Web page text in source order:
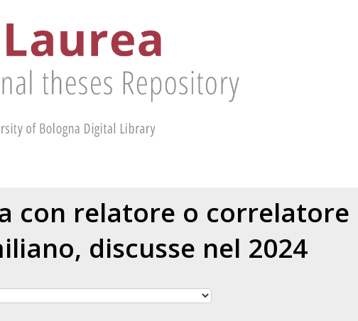
con relatore o correlatore
, discusse nel 2024